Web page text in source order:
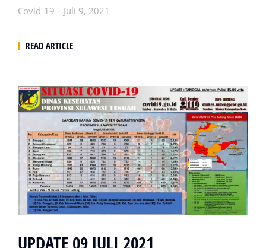
Covid-19 Juli 9, 2021
READ ARTICLE
UPDATE 09 JULI 2021